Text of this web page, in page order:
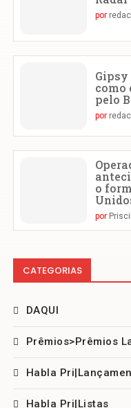
por
como
pelo
por
o
por
CATEGORIAS
DAQUI
Prêmios>Prêmios
Habla
Habla Pri|Listas